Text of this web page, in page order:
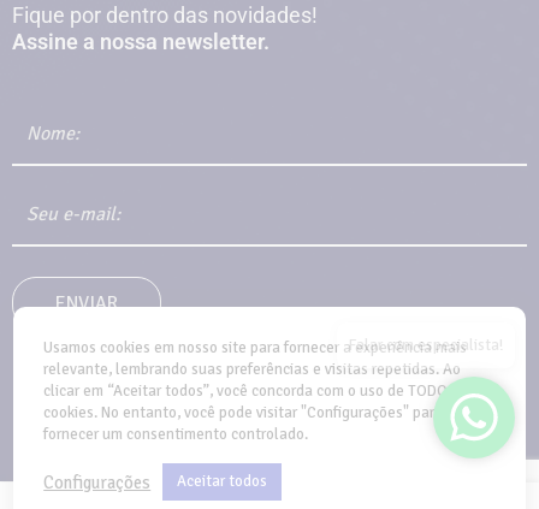
Fique por dentro das novidades!
Assine a nossa newsletter.
Usamos cookies em nosso site para fornecer a experiência mais
relevante, lembrando suas preferências e visitas repetidas. Ao
clicar em “Aceitar todos”, você concorda com o uso de TODOS os
cookies. No entanto, você pode visitar "Configurações" para
fornecer um consentimento controlado.
Configurações Aceitar todos
Falar com especialista!